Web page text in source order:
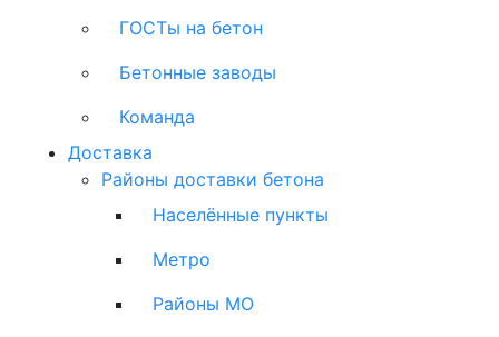
ГОСТы на бетон
Бетонные заводы
Команда
Доставка
Районы доставки бетона
Населённые пункты
Метро
Районы МО